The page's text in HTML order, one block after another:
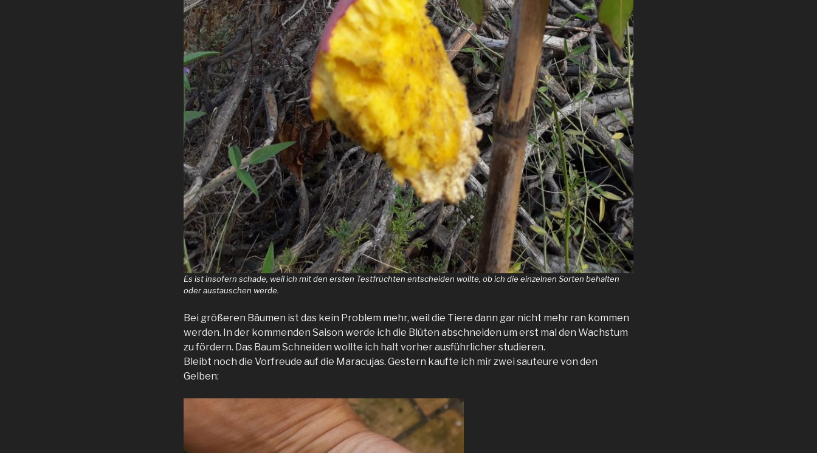
Es ist insofern schade, weil ich mit den ersten Testfrüchten entscheiden wollte, ob ich die einzelnen Sorten behalten
oder austauschen werde.
Bei größeren Bäumen ist das kein Problem mehr, weil die Tiere dann gar nicht mehr ran kommen
werden. In der kommenden Saison werde ich die Blüten abschneiden um erst mal den Wachstum
zu fördern. Das Baum Schneiden wollte ich halt vorher ausführlicher studieren.
Bleibt noch die Vorfreude auf die Maracujas. Gestern kaufte ich mir zwei sauteure von den
Gelben: